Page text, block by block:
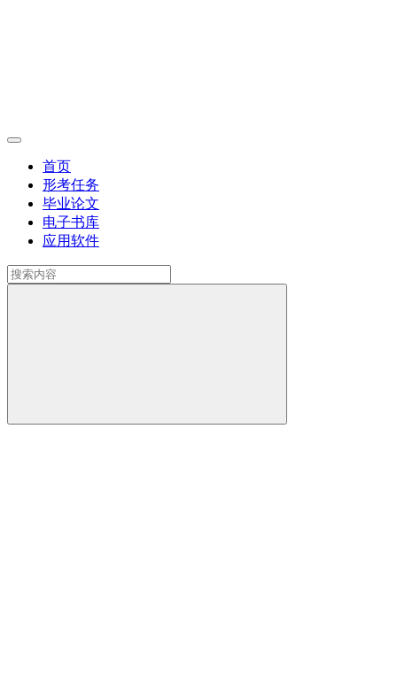
首页
形考任务
毕业论文
电子书库
应用软件